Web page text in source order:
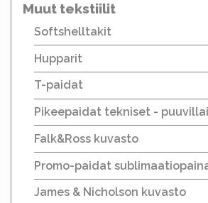
Muut tekstiilit
Softshelltakit
Hupparit
T-paidat
Pikeepaidat tekniset -
Falk&Ross kuvasto
Promo-paidat
James & Nicholson kuvasto